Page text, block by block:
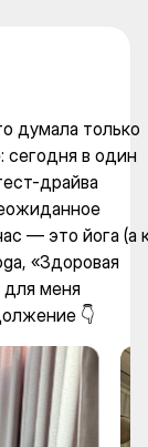
думала только
сегодня в один
драйва
— это йога (а
«Здоровая
для меня
👇